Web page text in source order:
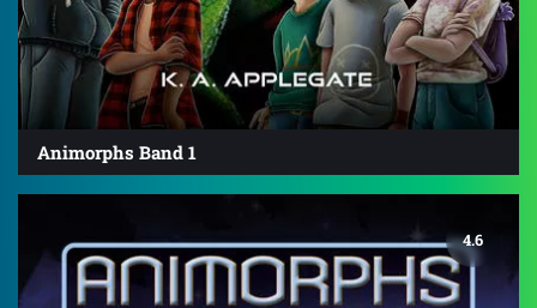
Animorphs Band 1
4.6